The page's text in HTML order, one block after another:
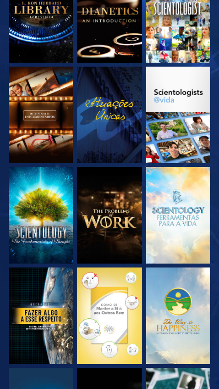
EXPLORE A SÉRIE VEJA EXPLORE A SÉRIE
EXPLORE A SÉRIE EXPLORE A SÉRIE EXPLORE A SÉRIE
VEJA VEJA VEJA